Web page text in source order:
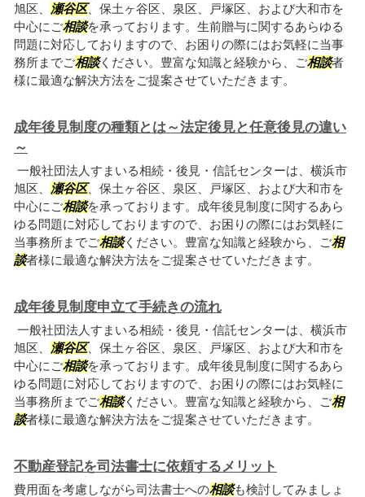
旭区、 瀬谷区、保土ヶ谷区、泉区、戸塚区、および大和市を
中心にご相談を承っております。生前贈与に関するあらゆる
問題に対応しておりますので、お困りの際にはお気軽に当事
務所までご相談ください。豊富な知識と経験から、ご相談者
様に最適な解決方法をご提案させていただきます。
成年後見制度の種類とは～法定後見と任意後見の違い
～
一般社団法人すまいる相続・後見・信託センターは、横浜市
旭区、 瀬谷区、保土ヶ谷区、泉区、戸塚区、および大和市を
中心にご相談を承っております。成年後見制度に関するあら
ゆる問題に対応しておりますので、お困りの際にはお気軽に
当事務所までご相談ください。豊富な知識と経験から、ご相
談者様に最適な解決方法をご提案させていただきます。
成年後見制度申立て手続きの流れ
一般社団法人すまいる相続・後見・信託センターは、横浜市
旭区、 瀬谷区、保土ヶ谷区、泉区、戸塚区、および大和市を
中心にご相談を承っております。成年後見制度に関するあら
ゆる問題に対応しておりますので、お困りの際にはお気軽に
当事務所までご相談ください。豊富な知識と経験から、ご相
談者様に最適な解決方法をご提案させていただきます。
不動産登記を司法書士に依頼するメリット
費用面を考慮しながら司法書士への相談も検討してみましょ